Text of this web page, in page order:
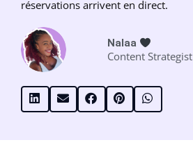
réservations arrivent en direct.
Nalaa
Content Strategist